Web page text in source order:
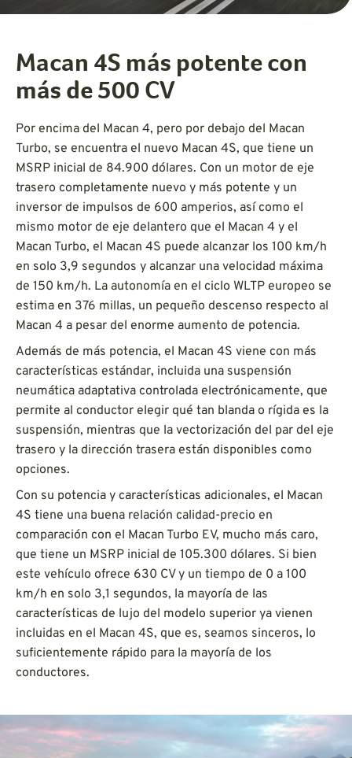
Macan 4S más potente con
más de 500 CV
Por encima del Macan 4, pero por debajo del Macan
Turbo, se encuentra el nuevo Macan 4S, que tiene un
MSRP inicial de 84.900 dólares. Con un motor de eje
trasero completamente nuevo y más potente y un
inversor de impulsos de 600 amperios, así como el
mismo motor de eje delantero que el Macan 4 y el
Macan Turbo, el Macan 4S puede alcanzar los 100 km/h
en solo 3,9 segundos y alcanzar una velocidad máxima
de 150 km/h. La autonomía en el ciclo WLTP europeo se
estima en 376 millas, un pequeño descenso respecto al
Macan 4 a pesar del enorme aumento de potencia.
Además de más potencia, el Macan 4S viene con más
características estándar, incluida una suspensión
neumática adaptativa controlada electrónicamente, que
permite al conductor elegir qué tan blanda o rígida es la
suspensión, mientras que la vectorización del par del eje
trasero y la dirección trasera están disponibles como
opciones.
Con su potencia y características adicionales, el Macan
4S tiene una buena relación calidad-precio en
comparación con el Macan Turbo EV, mucho más caro,
que tiene un MSRP inicial de 105.300 dólares. Si bien
este vehículo ofrece 630 CV y un tiempo de 0 a 100
km/h en solo 3,1 segundos, la mayoría de las
características de lujo del modelo superior ya vienen
incluidas en el Macan 4S, que es, seamos sinceros, lo
suficientemente rápido para la mayoría de los
conductores.